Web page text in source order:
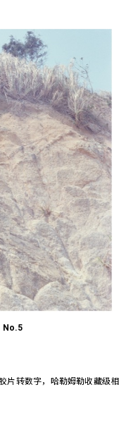
No.5
片转数字，哈勒姆勒收藏级